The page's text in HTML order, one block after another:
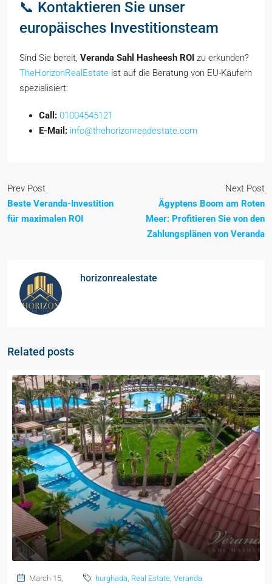
📞 Kontaktieren Sie unser
europäisches Investitionsteam
Sind Sie bereit, Veranda Sahl Hasheesh ROI zu erkunden?
TheHorizonRealEstate ist auf die Beratung von EU-Käufern
spezialisiert:
Call: 01004545121
E-Mail: info@thehorizonreadestate.com
Prev Post
Beste Veranda-Investition
für maximalen ROI
Next Post
Ägyptens Boom am Roten
Meer: Profitieren Sie von den
Zahlungsplänen von Veranda
horizonrealestate
Related posts
March 15, hurghada Real Estate, Veranda